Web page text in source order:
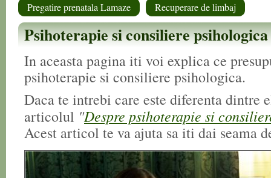
Pregatire prenatala Lamaze
Recuperare de limbaj
Psihoterapie si consiliere psihologica
In aceasta pagina iti voi explica ce
psihoterapie si consiliere psihologica.
Daca te intrebi care este diferenta dintre
articolul "Despre psihoterapie si
Acest articol te va ajuta sa iti dai seama